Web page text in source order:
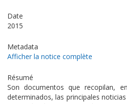
Date
2015
Metadata
Afficher la notice complète
Résumé
Son documentos que recopilan,
determinados, las principales